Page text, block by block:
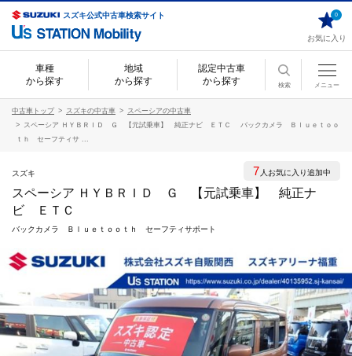
スズキ公式中古車検索サイト
お気に入り
0
車種
から探す
地域
から探す
認定中古車
から探す
検索 メニュー
中古車トップ スズキの中古車
スペーシアの中古車
スペーシア ＨＹＢＲＩＤ Ｇ 【元試乗車】 純正ナビ ＥＴＣ バックカメラ Ｂｌｕｅｔｏｏ
ｔｈ セーフティサ ...
スズキ
スペーシア ＨＹＢＲＩＤ Ｇ 【元試乗車】 純正ナ
ビ ＥＴＣ
バックカメラ Ｂｌｕｅｔｏｏｔｈ セーフティサポート
7 人お気に入り追加中